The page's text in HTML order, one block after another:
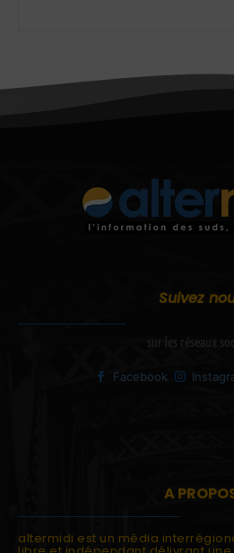
Suivez
sur les réseaux
Facebook
A
altermidi est un média